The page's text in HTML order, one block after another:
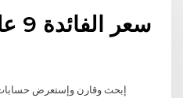
سعر الفائدة 9 على الودائع الثابتة
إبحث وقارن وإستعرض حسابات